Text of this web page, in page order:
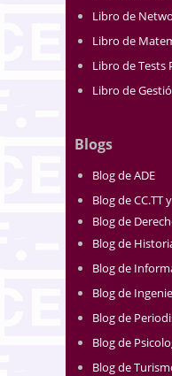
Libro de
Libro de
Libro de Tests
Libro de
Blogs
Blog de ADE
Blog de CC.TT
Blog de
Blog de
Blog de
Blog de
Blog de
Blog de
Blog de